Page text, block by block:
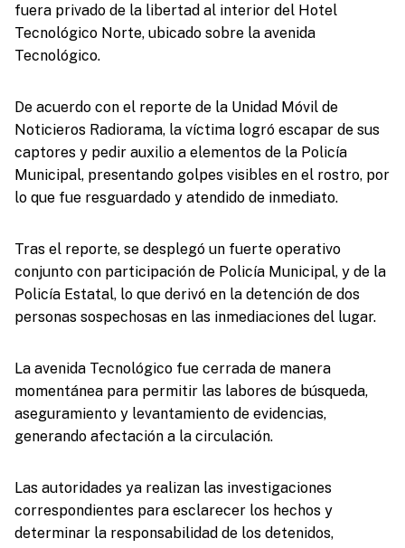
fuera privado de la libertad al interior del Hotel
Tecnológico Norte, ubicado sobre la avenida
Tecnológico.
De acuerdo con el reporte de la Unidad Móvil de
Noticieros Radiorama, la víctima logró escapar de sus
captores y pedir auxilio a elementos de la Policía
Municipal, presentando golpes visibles en el rostro, por
lo que fue resguardado y atendido de inmediato.
Tras el reporte, se desplegó un fuerte operativo
conjunto con participación de Policía Municipal, y de la
Policía Estatal, lo que derivó en la detención de dos
personas sospechosas en las inmediaciones del lugar.
La avenida Tecnológico fue cerrada de manera
momentánea para permitir las labores de búsqueda,
aseguramiento y levantamiento de evidencias,
generando afectación a la circulación.
Las autoridades ya realizan las investigaciones
correspondientes para esclarecer los hechos y
determinar la responsabilidad de los detenidos,